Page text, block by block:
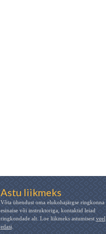
Astu liikmeks
Võta ühendust oma elukohajärgse ringkonna
esinaise või instruktoriga, kontaktid leiad
ringkondade alt. Loe liikmeks astumisestveel
edasi.